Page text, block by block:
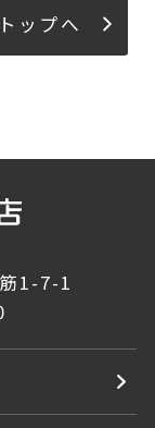
ップへ
1-7-1